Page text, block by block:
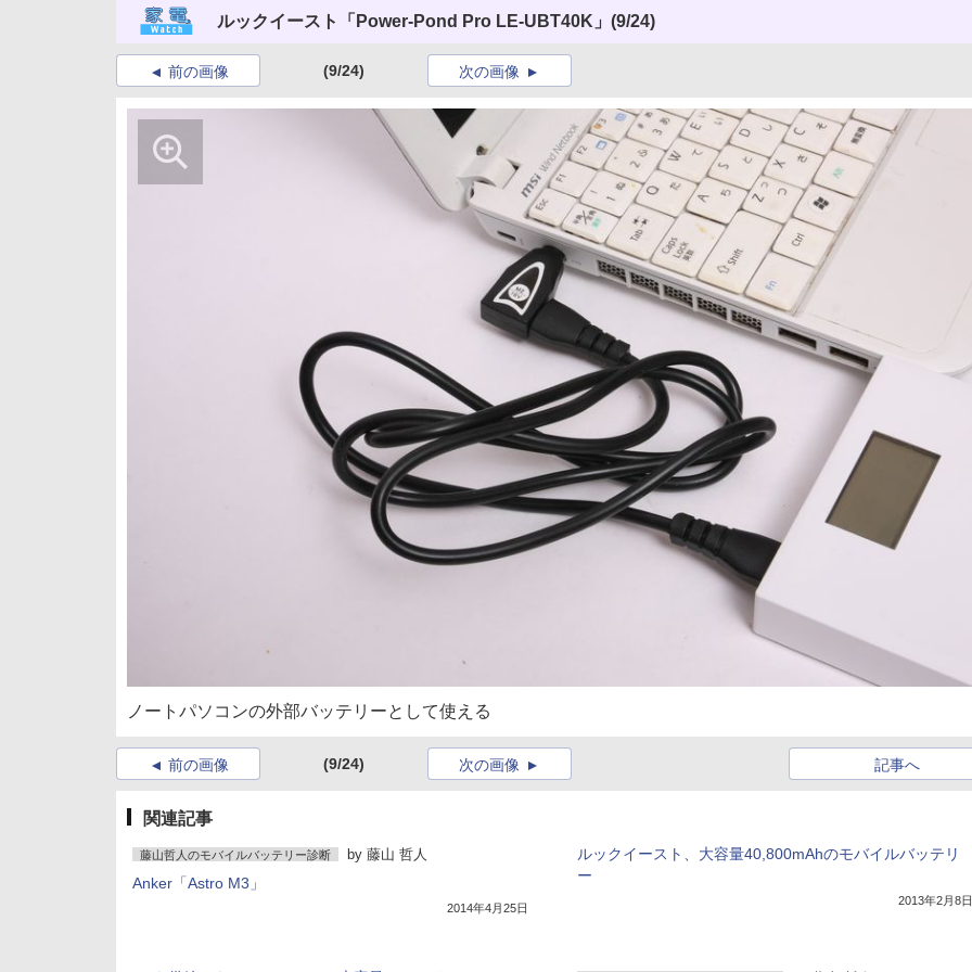
ルックイースト「Power-Pond Pro LE-UBT40K」 (9/24)
前の画像 (9/24) 次の画像
ノートパソコンの外部バッテリーとして使える
前の画像 (9/24) 記事へ
次の画像
関連記事
藤山哲人のモバイルバッテリー診断 by 藤山 哲人
Anker「Astro M3」
2014年4月25日
ルックイースト、大容量40,800mAhのモバイルバッテリ
ー
2013年2月8日